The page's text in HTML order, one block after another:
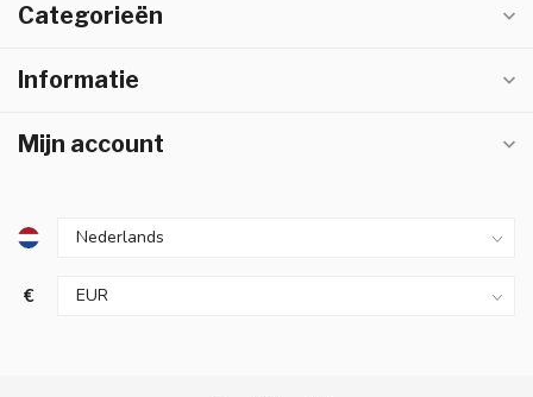
Categorieën
Informatie
Mijn account
€